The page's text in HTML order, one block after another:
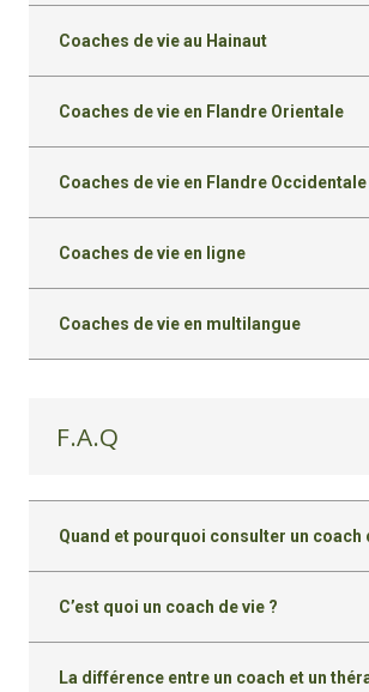
Coaches de vie au Hainaut
Coaches de vie en Flandre Orientale
Coaches de vie en Flandre Occidentale
Coaches de vie en ligne
Coaches de vie en multilangue
F.A.Q
Quand et pourquoi consulter un coach
C’est quoi un coach de vie ?
La différence entre un coach et un